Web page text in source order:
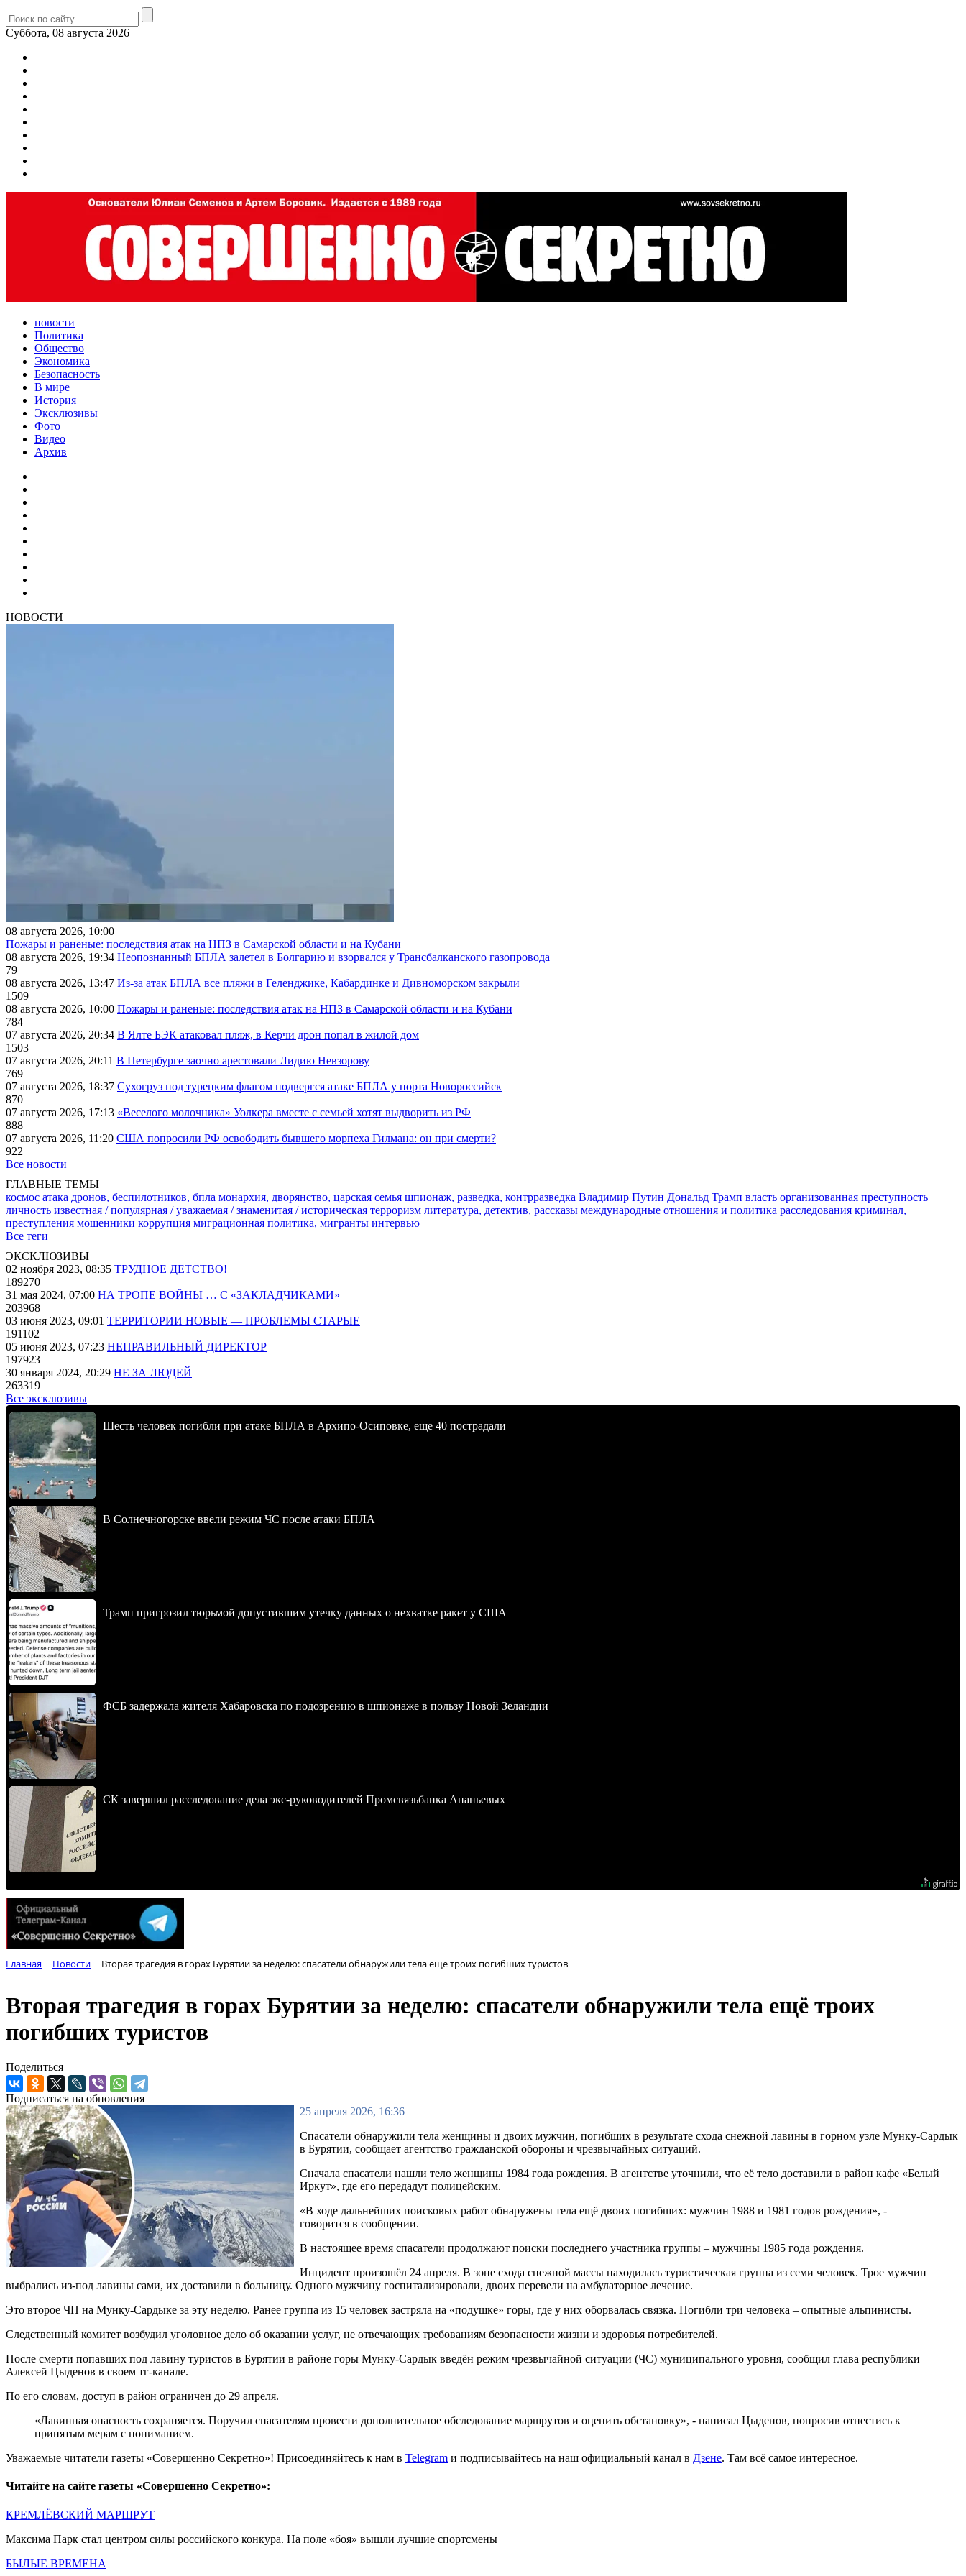
Суббота, 08 августа 2026
новости
Политика
Общество
Экономика
Безопасность
В мире
История
Эксклюзивы
Фото
Видео
Архив
НОВОСТИ
08 августа 2026, 10:00
Пожары и раненые: последствия атак на НПЗ в Самарской области и на Кубани
08 августа 2026, 19:34 Неопознанный БПЛА залетел в Болгарию и взорвался у Трансбалканского газопровода
79
08 августа 2026, 13:47 Из-за атак БПЛА все пляжи в Геленджике, Кабардинке и Дивноморском закрыли
1509
08 августа 2026, 10:00 Пожары и раненые: последствия атак на НПЗ в Самарской области и на Кубани
784
07 августа 2026, 20:34 В Ялте БЭК атаковал пляж, в Керчи дрон попал в жилой дом
1503
07 августа 2026, 20:11 В Петербурге заочно арестовали Лидию Невзорову
769
07 августа 2026, 18:37 Сухогруз под турецким флагом подвергся атаке БПЛА у порта Новороссийск
870
07 августа 2026, 17:13 «Веселого молочника» Уолкера вместе с семьей хотят выдворить из РФ
888
07 августа 2026, 11:20 США попросили РФ освободить бывшего морпеха Гилмана: он при смерти?
922
Все новости
ГЛАВНЫЕ ТЕМЫ
космос атака дронов, беспилотников, бпла монархия, дворянство, царская семья шпионаж, разведка, контрразведка Владимир Путин Дональд Трамп власть организованная преступность
личность известная / популярная / уважаемая / знаменитая / историческая терроризм литература, детектив, рассказы международные отношения и политика расследования криминал,
преступления мошенники коррупция миграционная политика, мигранты интервью
Все теги
ЭКСКЛЮЗИВЫ
02 ноября 2023, 08:35 ТРУДНОЕ ДЕТСТВО!
189270
31 мая 2024, 07:00 НА ТРОПЕ ВОЙНЫ … С «ЗАКЛАДЧИКАМИ»
203968
03 июня 2023, 09:01 ТЕРРИТОРИИ НОВЫЕ — ПРОБЛЕМЫ СТАРЫЕ
191102
05 июня 2023, 07:23 НЕПРАВИЛЬНЫЙ ДИРЕКТОР
197923
30 января 2024, 20:29 НЕ ЗА ЛЮДЕЙ
263319
Все эксклюзивы
Шесть человек погибли при атаке БПЛА в Архипо-Осиповке, еще 40 пострадали
В Солнечногорске ввели режим ЧС после атаки БПЛА
Трамп пригрозил тюрьмой допустившим утечку данных о нехватке ракет у США
ФСБ задержала жителя Хабаровска по подозрению в шпионаже в пользу Новой Зеландии
СК завершил расследование дела экс-руководителей Промсвязьбанка Ананьевых
Главная Новости Вторая трагедия в горах Бурятии за неделю: спасатели обнаружили тела ещё троих погибших туристов
Вторая трагедия в горах Бурятии за неделю: спасатели обнаружили тела ещё троих
погибших туристов
Поделиться
Подписаться на обновления
25 апреля 2026, 16:36
Спасатели обнаружили тела женщины и двоих мужчин, погибших в результате схода снежной лавины в горном узле Мунку-Сардык
в Бурятии, сообщает агентство гражданской обороны и чрезвычайных ситуаций.
Сначала спасатели нашли тело женщины 1984 года рождения. В агентстве уточнили, что её тело доставили в район кафе «Белый
Иркут», где его передадут полицейским.
«В ходе дальнейших поисковых работ обнаружены тела ещё двоих погибших: мужчин 1988 и 1981 годов рождения», -
говорится в сообщении.
В настоящее время спасатели продолжают поиски последнего участника группы – мужчины 1985 года рождения.
Инцидент произошёл 24 апреля. В зоне схода снежной массы находилась туристическая группа из семи человек. Трое мужчин
выбрались из-под лавины сами, их доставили в больницу. Одного мужчину госпитализировали, двоих перевели на амбулаторное лечение.
Это второе ЧП на Мунку-Сардыке за эту неделю. Ранее группа из 15 человек застряла на «подушке» горы, где у них оборвалась связка. Погибли три человека – опытные альпинисты.
Следственный комитет возбудил уголовное дело об оказании услуг, не отвечающих требованиям безопасности жизни и здоровья потребителей.
После смерти попавших под лавину туристов в Бурятии в районе горы Мунку-Сардык введён режим чрезвычайной ситуации (ЧС) муниципального уровня, сообщил глава республики
Алексей Цыденов в своем тг-канале.
По его словам, доступ в район ограничен до 29 апреля.
«Лавинная опасность сохраняется. Поручил спасателям провести дополнительное обследование маршрутов и оценить обстановку», - написал Цыденов, попросив отнестись к
принятым мерам с пониманием.
Уважаемые читатели газеты «Совершенно Секретно»! Присоединяйтесь к нам в Telegram и подписывайтесь на наш официальный канал в Дзене. Там всё самое интересное.
Читайте на сайте газеты «Совершенно Секретно»:
КРЕМЛЁВСКИЙ МАРШРУТ
Максима Парк стал центром силы российского конкура. На поле «боя» вышли лучшие спортсмены
БЫЛЫЕ ВРЕМЕНА